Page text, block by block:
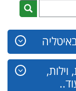
וילות,